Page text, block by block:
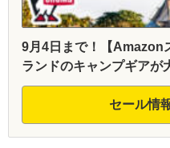
9月4日まで！【Amazon
ランドのキャンプギアが
セール情